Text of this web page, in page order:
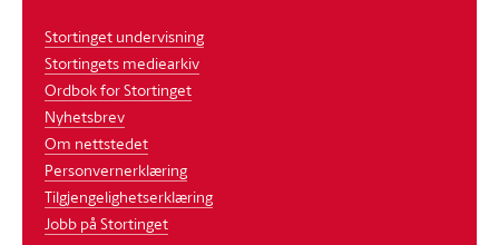
Stortinget undervisning
Stortingets mediearkiv
Ordbok for Stortinget
Nyhetsbrev
Om nettstedet
Personvernerklæring
Tilgjengelighetserklæring
Jobb på Stortinget